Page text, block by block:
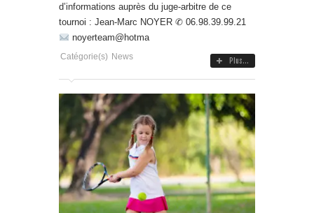
d’informations auprès du juge-arbitre de ce
tournoi : Jean-Marc NOYER ✆ 06.98.39.99.21
noyerteam@hotma
Catégorie(s) News Plus...